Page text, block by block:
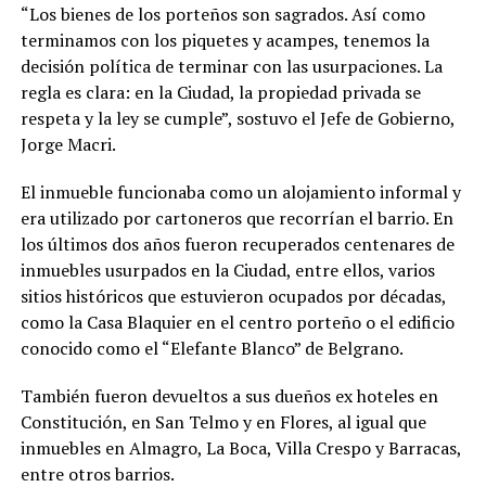
“Los bienes de los porteños son sagrados. Así como
terminamos con los piquetes y acampes, tenemos la
decisión política de terminar con las usurpaciones. La
regla es clara: en la Ciudad, la propiedad privada se
respeta y la ley se cumple”, sostuvo el Jefe de Gobierno,
Jorge Macri.
El inmueble funcionaba como un alojamiento informal y
era utilizado por cartoneros que recorrían el barrio. En
los últimos dos años fueron recuperados centenares de
inmuebles usurpados en la Ciudad, entre ellos, varios
sitios históricos que estuvieron ocupados por décadas,
como la Casa Blaquier en el centro porteño o el edificio
conocido como el “Elefante Blanco” de Belgrano.
También fueron devueltos a sus dueños ex hoteles en
Constitución, en San Telmo y en Flores, al igual que
inmuebles en Almagro, La Boca, Villa Crespo y Barracas,
entre otros barrios.